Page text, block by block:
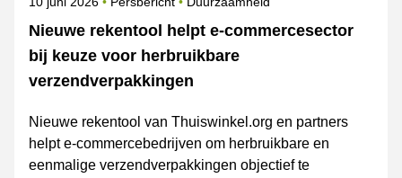
Nieuwe rekentool helpt e-commercesector
bij keuze voor herbruikbare
verzendverpakkingen
Nieuwe rekentool van Thuiswinkel.org en partners
helpt e-commercebedrijven om herbruikbare en
eenmalige verzendverpakkingen objectief te